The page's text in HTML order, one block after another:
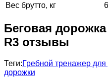
Вес брутто, кг
Беговая
R3 отзывы
Теги:Гребной тренажер
дорожки